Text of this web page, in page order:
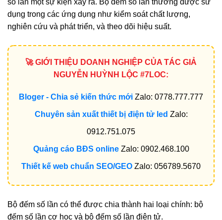
số lần một sự kiện xảy ra. Bộ đếm số lần thường được sử
dụng trong các ứng dụng như kiểm soát chất lượng,
nghiên cứu và phát triển, và theo dõi hiệu suất.
🚀 GIỚI THIỆU DOANH NGHIỆP CỦA TÁC GIẢ
NGUYỄN HUỲNH LỘC #7LOC:
Bloger - Chia sẻ kiến thức mới Zalo: 0778.777.777
Chuyên sản xuất thiết bị điện tử led Zalo:
0912.751.075
Quảng cáo BĐS onlineZalo: 0902.468.100
Thiết kế web chuẩn SEO/GEO Zalo: 056789.5670
Bộ đếm số lần có thể được chia thành hai loại chính: bộ
đếm số lần cơ học và bộ đếm số lần điện tử.